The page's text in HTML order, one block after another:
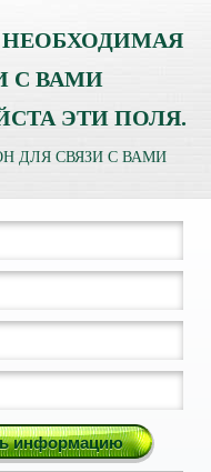
С ВАМИ
ЭТИ ПОЛЯ.
ДЛЯ СВЯЗИ С ВАМИ